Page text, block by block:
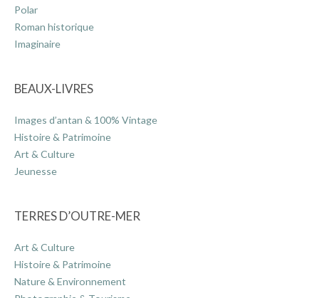
Polar
Roman historique
Imaginaire
BEAUX-LIVRES
Images d’antan & 100% Vintage
Histoire & Patrimoine
Art & Culture
Jeunesse
TERRES D’OUTRE-MER
Art & Culture
Histoire & Patrimoine
Nature & Environnement